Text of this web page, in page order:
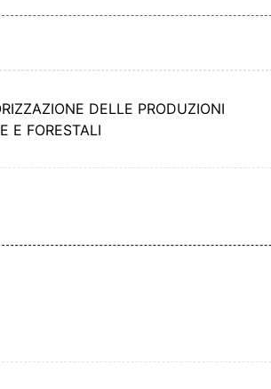
DELLE PRODUZIONI
E FORESTALI